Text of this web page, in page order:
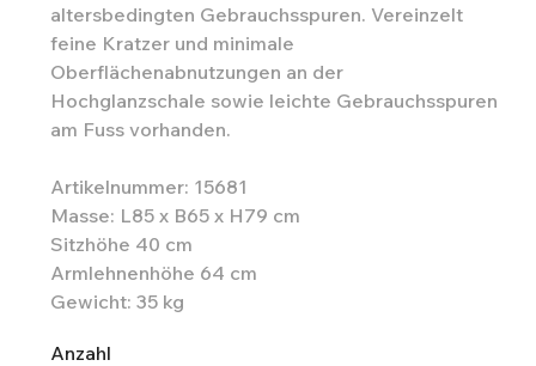
altersbedingten Gebrauchsspuren. Vereinzelt
feine Kratzer und minimale
Oberflächenabnutzungen an der
Hochglanzschale sowie leichte Gebrauchsspuren
am Fuss vorhanden.
Artikelnummer: 15681
Masse: L85 x B65 x H79 cm
Sitzhöhe 40 cm
Armlehnenhöhe 64 cm
Gewicht: 35 kg
Anzahl